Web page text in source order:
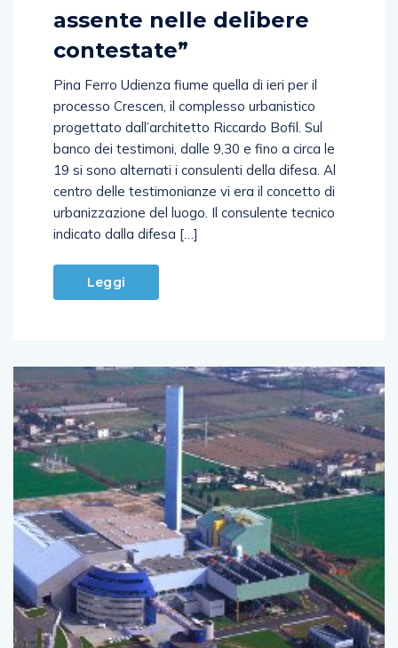
assente nelle delibere
contestate”
Pina Ferro Udienza fiume quella di ieri per il
processo Crescen, il complesso urbanistico
progettato dall’architetto Riccardo Bofil. Sul
banco dei testimoni, dalle 9,30 e fino a circa le
19 si sono alternati i consulenti della difesa. Al
centro delle testimonianze vi era il concetto di
urbanizzazione del luogo. Il consulente tecnico
indicato dalla difesa […]
Leggi